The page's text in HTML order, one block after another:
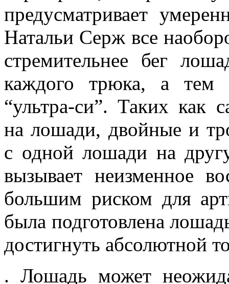
предусматривает
Натальи Серж все
стремительнее бег
каждого трюка, а тем
“ультра-си”. Таких как
на лошади, двойные и
с одной лошади на
вызывает неизменное
большим риском для
была подготовлена
достигнуть абсолютной
. Лошадь может